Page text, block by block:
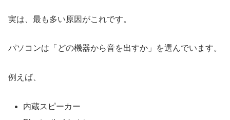
実は、最も多い原因がこれです。
パソコンは「どの機器から音を出すか」を選んでいます。
例えば、
内蔵スピーカー